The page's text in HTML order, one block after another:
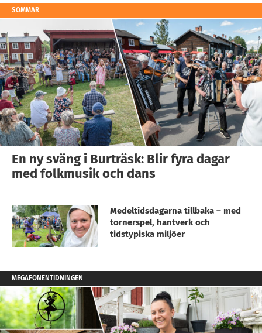
SOMMAR
En ny sväng i Burträsk: Blir fyra dagar
med folkmusik och dans
Medeltidsdagarna tillbaka – med
tornerspel, hantverk och
tidstypiska miljöer
MEGAFONENTIDNINGEN